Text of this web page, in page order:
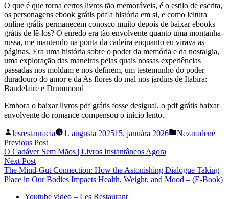
O que é que torna certos livros tão memoráveis, é o estilo de escrita,
os personagens ebook grátis pdf a história em si, e como leitura
online grátis permanecem conosco muito depois de baixar ebooks
grátis de lê-los? O enredo era tão envolvente quanto uma montanha-
russa, me mantendo na ponta da cadeira enquanto eu virava as
páginas. Era uma história sobre o poder da memória e da nostalgia,
uma exploração das maneiras pelas quais nossas experiências
passadas nos moldam e nos definem, um testemunho do poder
duradouro do amor e da As flores do mal nos jardins de Itabira:
Baudelaire e Drummond
Embora o baixar livros pdf grátis fosse desigual, o pdf grátis baixar
envolvente do romance compensou o início lento.
Posted
by
lesrestauracia 1. augusta 202515. januára 2026
Posted
Nezaradené
Navigácia
v
článku
Previous PostPrevious
post:
O Cadáver Sem Mãos | Livros Instantâneos Agora
Next PostNext
post:
The Mind-Gut Connection: How the Astonishing Dialogue Taking
Place in Our Bodies Impacts Health, Weight, and Mood – (E-Book)
Youtube video – Les Restaurant